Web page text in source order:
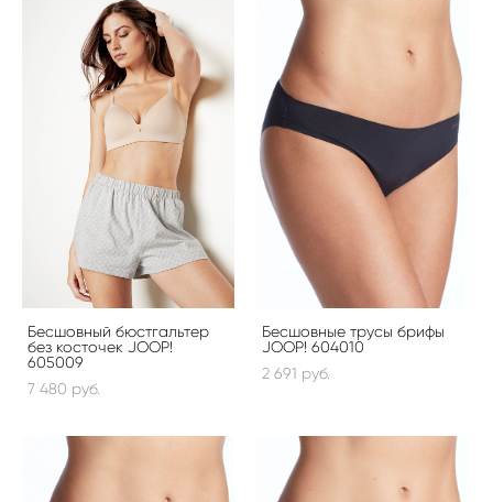
Бесшовный бюстгальтер
без косточек JOOP!
605009
7 480 pуб.
Бесшовные трусы брифы
JOOP! 604010
2 691 pуб.